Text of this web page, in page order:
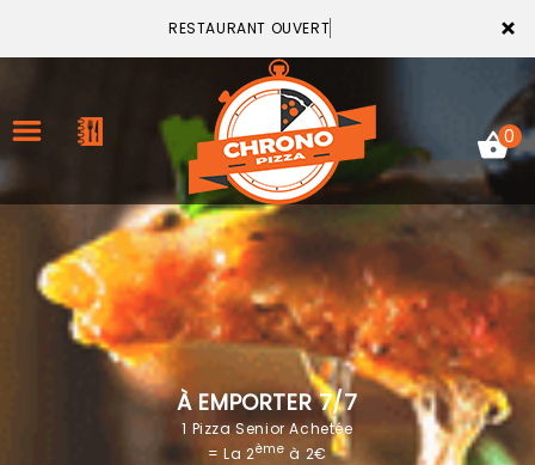
×
RESTAURANT OUVERT
ACCUEIL
LA CARTE
VOTRE COMPTE
NOTRE RESTAURANT
0
À EMPORTER 7/7
1 Pizza Senior Achetée
= La 2ème à 2€